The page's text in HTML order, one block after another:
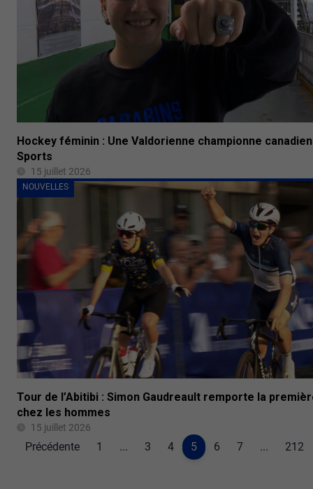
Hockey féminin : Une Valdorienne championne
Sports
15 juillet 2026
NOUVELLES
Tour de l’Abitibi : Simon Gaudreault remporte la
chez les hommes
15 juillet 2026
Précédente 1 ... 3 4 5 6 7 ... 212